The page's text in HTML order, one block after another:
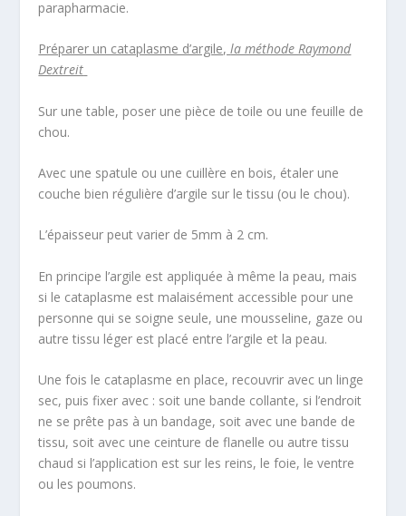
parapharmacie.
Préparer un cataplasme d’argile,la méthode Raymond
Dextreit
Sur une table, poser une pièce de toile ou une feuille de
chou.
Avec une spatule ou une cuillère en bois, étaler une
couche bien régulière d’argile sur le tissu (ou le chou).
L’épaisseur peut varier de 5mm à 2 cm.
En principe l’argile est appliquée à même la peau, mais
si le cataplasme est malaisément accessible pour une
personne qui se soigne seule, une mousseline, gaze ou
autre tissu léger est placé entre l’argile et la peau.
Une fois le cataplasme en place, recouvrir avec un linge
sec, puis fixer avec : soit une bande collante, si l’endroit
ne se prête pas à un bandage, soit avec une bande de
tissu, soit avec une ceinture de flanelle ou autre tissu
chaud si l’application est sur les reins, le foie, le ventre
ou les poumons.